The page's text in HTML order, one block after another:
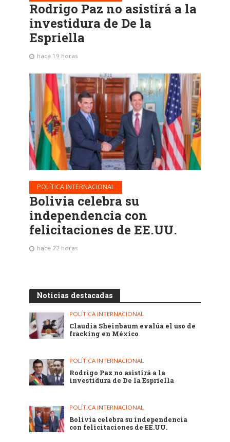
Rodrigo Paz no asistirá a la
investidura de De la
Espriella
hace 19 horas
POLÍTICA INTERNACIONAL
Bolivia celebra su
independencia con
felicitaciones de EE.UU.
hace 22 horas
Noticias destacadas
POLÍTICA INTERNACIONAL
Claudia Sheinbaum evalúa el uso de
fracking en México
POLÍTICA INTERNACIONAL
Rodrigo Paz no asistirá a la
investidura de De la Espriella
POLÍTICA INTERNACIONAL
Bolivia celebra su independencia
con felicitaciones de EE.UU.